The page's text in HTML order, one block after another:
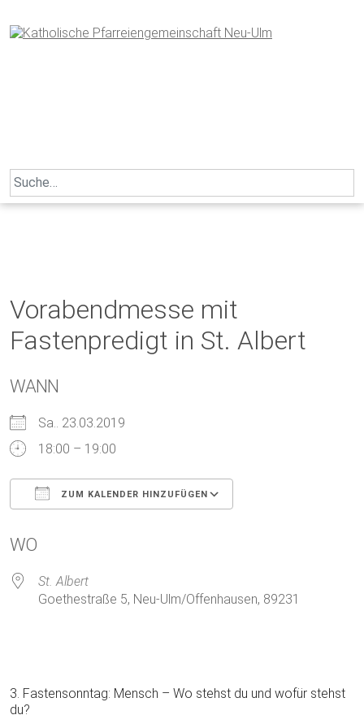
to
content
Search
for:
Vorabendmesse mit
Fastenpredigt in St. Albert
WANN
Sa.. 23.03.2019
18:00 – 19:00
ZUM KALENDER HINZUFÜGEN
WO
St. Albert
Goethestraße 5, Neu-Ulm/Offenhausen, 89231
3. Fastensonntag: Mensch – Wo stehst du und wofür stehst
du?